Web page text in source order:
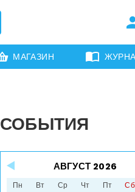
МАГАЗИН
СОБЫТИЯ
АВГУСТ 2026
Пн Вт Ср Чт Пт Сб